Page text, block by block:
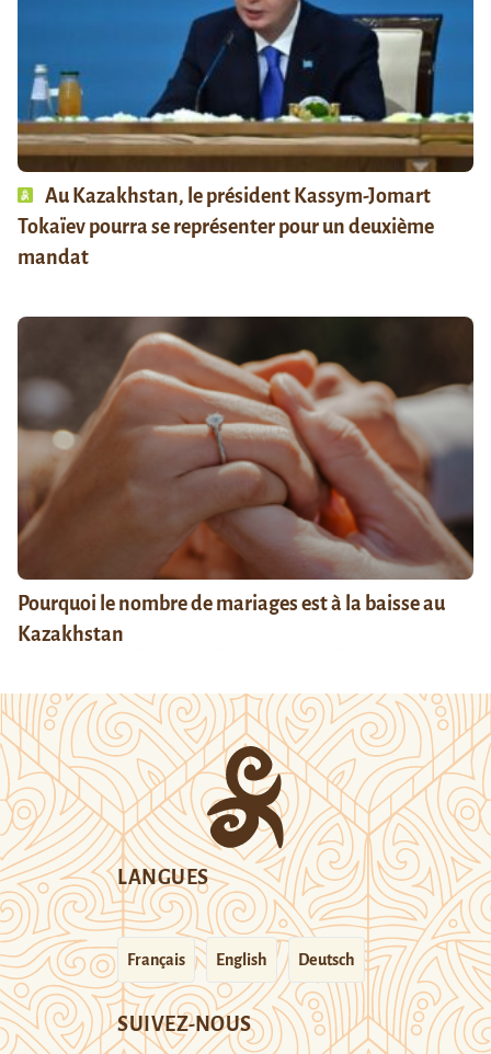
Au Kazakhstan, le président Kassym-Jomart
Tokaïev pourra se représenter pour un deuxième
mandat
Pourquoi le nombre de mariages est à la baisse au
Kazakhstan
LANGUES
Français English Deutsch
SUIVEZ-NOUS